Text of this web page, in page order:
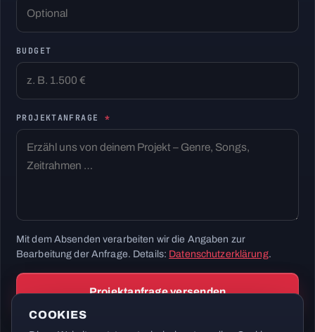
BUDGET
PROJEKTANFRAGE *
Mit dem Absenden verarbeiten wir die Angaben zur
Bearbeitung der Anfrage. Details: Datenschutzerklärung.
Projektanfrage versenden
COOKIES